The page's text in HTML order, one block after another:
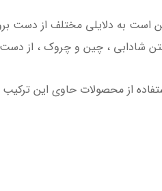
به دلایلی مختلف از دست
شادابی ، چین و چروک ، از
از محصولات حاوی این